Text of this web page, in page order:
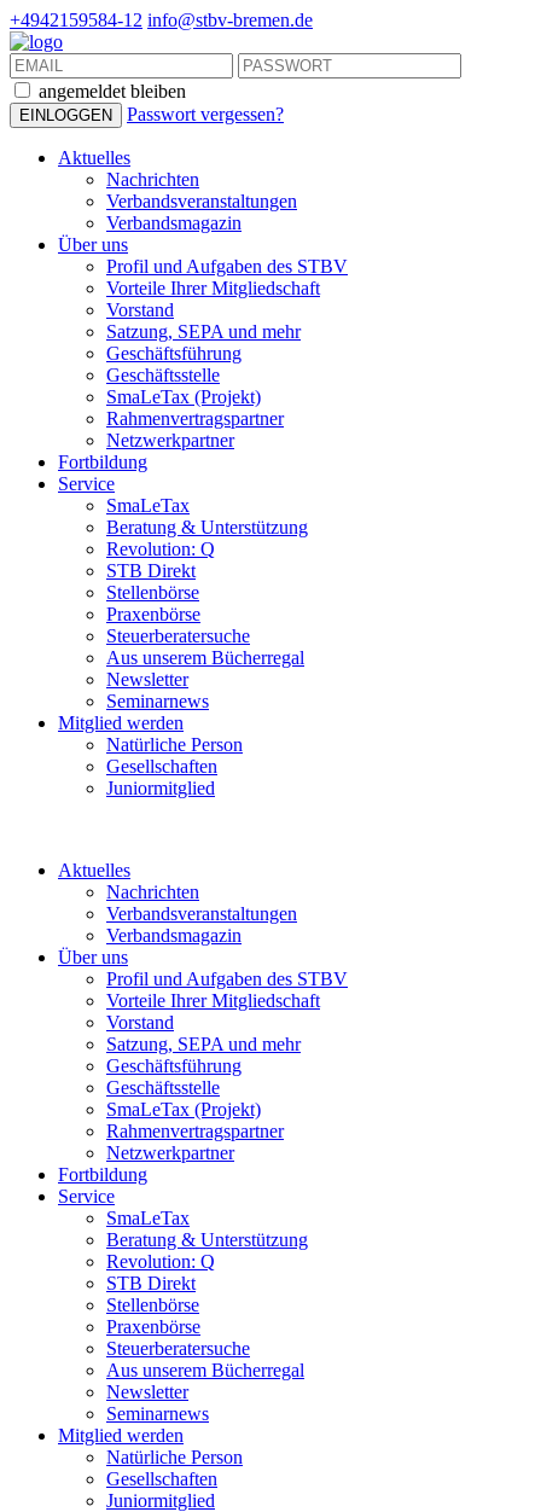
+4942159584-12 info@stbv-bremen.de
angemeldet bleiben
Passwort vergessen?
Aktuelles
Nachrichten
Verbandsveranstaltungen
Verbandsmagazin
Über uns
Profil und Aufgaben des STBV
Vorteile Ihrer Mitgliedschaft
Vorstand
Satzung, SEPA und mehr
Geschäftsführung
Geschäftsstelle
SmaLeTax (Projekt)
Rahmenvertragspartner
Netzwerkpartner
Fortbildung
Service
SmaLeTax
Beratung & Unterstützung
Revolution: Q
STB Direkt
Stellenbörse
Praxenbörse
Steuerberatersuche
Aus unserem Bücherregal
Newsletter
Seminarnews
Mitglied werden
Natürliche Person
Gesellschaften
Juniormitglied
Aktuelles
Nachrichten
Verbandsveranstaltungen
Verbandsmagazin
Über uns
Profil und Aufgaben des STBV
Vorteile Ihrer Mitgliedschaft
Vorstand
Satzung, SEPA und mehr
Geschäftsführung
Geschäftsstelle
SmaLeTax (Projekt)
Rahmenvertragspartner
Netzwerkpartner
Fortbildung
Service
SmaLeTax
Beratung & Unterstützung
Revolution: Q
STB Direkt
Stellenbörse
Praxenbörse
Steuerberatersuche
Aus unserem Bücherregal
Newsletter
Seminarnews
Mitglied werden
Natürliche Person
Gesellschaften
Juniormitglied